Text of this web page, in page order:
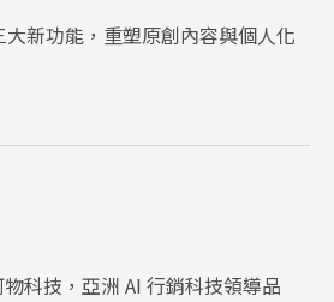
新功能，重塑原創內容與個人化
科技，亞洲 AI 行銷科技領導品